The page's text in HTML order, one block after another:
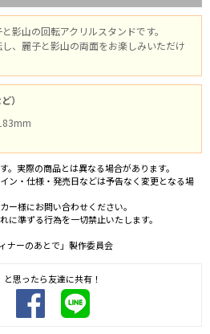
影山の回転アクリルスタンドです。
、麗子と影山の両面をお楽しみいただけ
）
実際の商品とは異なる場合があります。
ン・仕様・発売日などは予告なく変更となる場
ー様にお問い合わせください。
に準ずる行為を一切禁止いたします。
ナーのあとで」製作委員会
と思ったら友達に共有！